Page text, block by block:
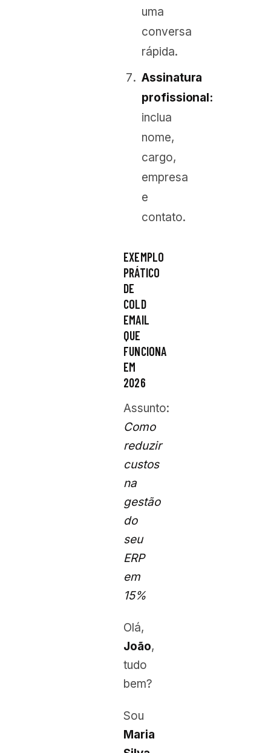
uma
conversa
rápida.
Assinatura
profissional:
inclua
nome,
cargo,
empresa
e
contato.
EXEMPLO
PRÁTICO
DE
COLD
EMAIL
QUE
FUNCIONA
EM
2026
Assunto:
Como
reduzir
custos
na
gestão
do
seu
ERP
em
15%
Olá,
João,
tudo
bem?
Sou
Maria